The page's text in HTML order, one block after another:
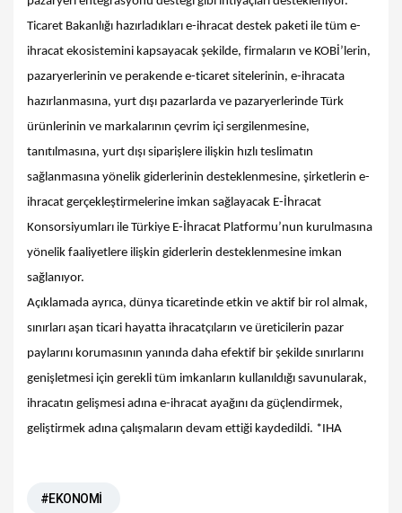
Ticaret Bakanlığı hazırladıkları e-ihracat destek paketi ile tüm e-
ihracat ekosistemini kapsayacak şekilde, firmaların ve KOBİ’lerin,
pazaryerlerinin ve perakende e-ticaret sitelerinin, e-ihracata
hazırlanmasına, yurt dışı pazarlarda ve pazaryerlerinde Türk
ürünlerinin ve markalarının çevrim içi sergilenmesine,
tanıtılmasına, yurt dışı siparişlere ilişkin hızlı teslimatın
sağlanmasına yönelik giderlerinin desteklenmesine, şirketlerin e-
ihracat gerçekleştirmelerine imkan sağlayacak E-İhracat
Konsorsiyumları ile Türkiye E-İhracat Platformu’nun kurulmasına
yönelik faaliyetlere ilişkin giderlerin desteklenmesine imkan
sağlanıyor.
Açıklamada ayrıca, dünya ticaretinde etkin ve aktif bir rol almak,
sınırları aşan ticari hayatta ihracatçıların ve üreticilerin pazar
paylarını korumasının yanında daha efektif bir şekilde sınırlarını
genişletmesi için gerekli tüm imkanların kullanıldığı savunularak,
ihracatın gelişmesi adına e-ihracat ayağını da güçlendirmek,
geliştirmek adına çalışmaların devam ettiği kaydedildi. *IHA
#EKONOMİ